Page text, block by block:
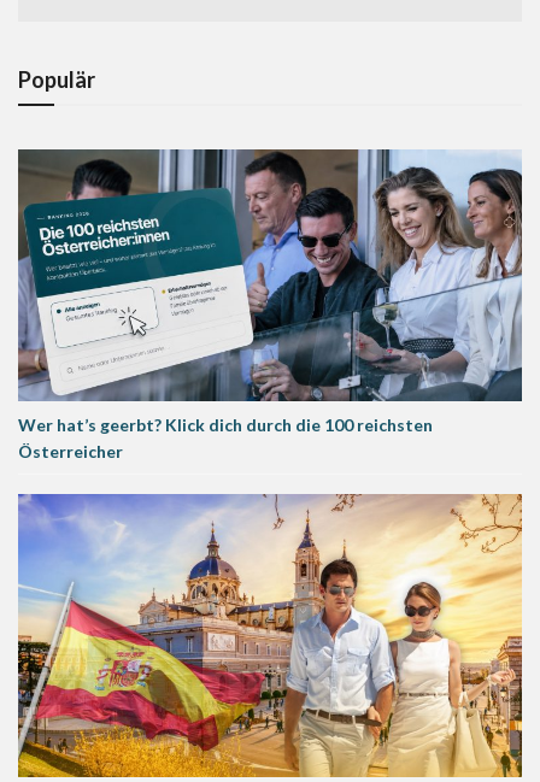
Populär
Wer hat’s geerbt? Klick dich durch die 100 reichsten
Österreicher